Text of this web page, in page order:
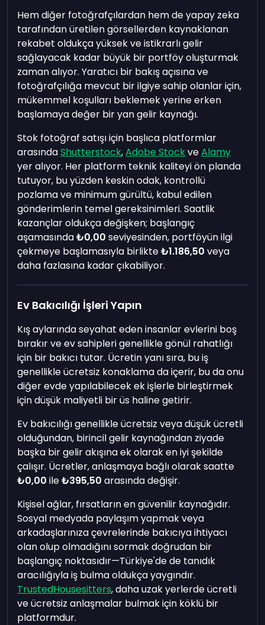
Hem diğer fotoğrafçılardan hem de yapay zeka
tarafından üretilen görsellerden kaynaklanan
rekabet oldukça yüksek ve istikrarlı gelir
sağlayacak kadar büyük bir portföy oluşturmak
zaman alıyor. Yaratıcı bir bakış açısına ve
fotoğrafçılığa mevcut bir ilgiye sahip olanlar için,
mükemmel koşulları beklemek yerine erken
başlamaya değer bir yan gelir kaynağı.
Stok fotoğraf satışı için başlıca platformlar
arasındaShutterstock,Adobe StockveAlamy
yer alıyor. Her platform teknik kaliteyi ön planda
tutuyor, bu yüzden keskin odak, kontrollü
pozlama ve minimum gürültü, kabul edilen
gönderimlerin temel gereksinimleri. Saatlik
kazançlar oldukça değişken; başlangıç
aşamasında₺0,00 seviyesinden, portföyün ilgi
çekmeye başlamasıyla birlikte₺1.186,50 veya
daha fazlasına kadar çıkabiliyor.
Ev Bakıcılığı İşleri Yapın
Kış aylarında seyahat eden insanlar evlerini boş
bırakır ve ev sahipleri genellikle gönül rahatlığı
için bir bakıcı tutar. Ücretin yanı sıra, bu iş
genellikle ücretsiz konaklama da içerir, bu da onu
diğer evde yapılabilecek ek işlerle birleştirmek
için düşük maliyetli bir üs haline getirir.
Ev bakıcılığı genellikle ücretsiz veya düşük ücretli
olduğundan, birincil gelir kaynağından ziyade
başka bir gelir akışına ek olarak en iyi şekilde
çalışır. Ücretler, anlaşmaya bağlı olarak saatte
₺0,00 ile₺395,50 arasında değişir.
Kişisel ağlar, fırsatların en güvenilir kaynağıdır.
Sosyal medyada paylaşım yapmak veya
arkadaşlarınıza çevrelerinde bakıcıya ihtiyacı
olan olup olmadığını sormak doğrudan bir
başlangıç noktasıdır—Türkiye'de de tanıdık
aracılığıyla iş bulma oldukça yaygındır.
TrustedHousesitters, daha uzak yerlerde ücretli
ve ücretsiz anlaşmalar bulmak için köklü bir
platformdur.